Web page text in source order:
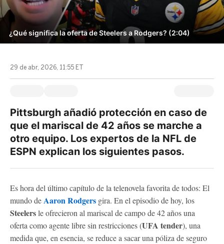
¿Qué significa la oferta de Steelers a Rodgers? (2:04)
29 de abr, 2026, 11:55 ET
Pittsburgh añadió protección en caso de
que el mariscal de 42 años se marche a
otro equipo. Los expertos de la NFL de
ESPN explican los siguientes pasos.
Es hora del último capítulo de la telenovela favorita de todos: El
mundo deAaronRodgers gira. En el episodio de hoy, los
Steelersle ofrecieron al mariscal de campo de 42 años una
oferta como agente libre sin restricciones (UFA tender), una
medida que, en esencia, se reduce a sacar una póliza de seguro